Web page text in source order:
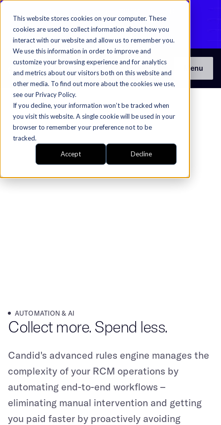
This website stores cookies on your computer. These
cookies are used to collect information about how you
interact with our website and allow us to remember you.
We use this information in order to improve and
customize your browsing experience and for analytics
and metrics about our visitors both on this website and
other media. To find out more about the cookies we use,
see our Privacy Policy.
If you decline, your information won’t be tracked when
you visit this website. A single cookie will be used in your
browser to remember your preference not to be
tracked.
Accept Decline
funding to fuel autonomous RCM​​​​‌ ‍ ​‍​‍‌‍ ‌ ​‍‌‍‍‌‌‍‌ ‌‍‍‌‌‍ ‍​‍​‍​ ‍‍​‍​‍‌ ​ ‌‍​‌‌‍ ‍‌‍‍‌‌ ‌​‌ ‍‌​‍ ‍‌‍‍‌‌‍ ​‍​‍​‍ ​​‍​‍‌‍‍​‌ ​‍‌‍‌‌‌‍‌‍​‍​‍​ ‍‍​‍​‍‌‍‍​‌ ‌​‌ ‌​‌ ​​​ ‍‍​‍ ​‍ ‌‍ ​‌‍ ‌‍​ ‌‍​‌‌‍ ​‌‍‍​‌‍ ‌ ​ ‌ ‌​​ ‍‍​ ​ ​ ​ ​ ​ ​ ​ ​‍ ‌‍‍‌‌‍ ‍‌ ‌​‌‍‌‌‌‍ ‍‌ ‌​​‍ ‌‍‌‌‌‍‌​‌‍‍‌‌ ‌​​‍ ‌‍ ‌‌‍ ‌‍‌​‌‍‌‌​ ‌‌ ​​‌ ​‍‌‍‌‌‌ ​ ‌‍‌‌‌‍ ‍‌ ‌​‌‍​‌‌ ‌​‌‍‍‌‌‍ ‌‍ ‍​ ‍ ‌‍‍‌‌‍‌​​ ‌​ ‍‌‌‍‌​‌‍​‌​ ​‍​ ​ ‌‍‌‌‌‍​‍‌‍‌​​‍ ‌​ ‍‌‌‍‌‌​ ‍​‌‍‌​​‍ ‌​ ‌​​ ​ ​ ‌ ‌‍​ ​‍ ‌​ ‍​​ ‌ ‌‍​ ‌‍‌‍​‍ ‌‌‍‌​​ ‍‌​ ‌‍‌‍‌​‌‍‌‌‌‍‌​​ ‌ ​ ‌‍​ ‍​‌‍​‍​ ‌​​ ‌‌​ ‍ ‌ ‌​‌ ‍‌‌ ​​‌‍‌‌​ ‌‌‍​‌‌‍ ‍‌‍ ‍‌‍ ‌ ‌‌‌‍ ‍‌‍​ ‌‍‌‌‌‍ ‌‌‍‌‌‌‍ ‍‌ ‌​‌​​‍‌‍​‌‌ ​‍​ ‍ ‌ ​​‌‍​‌‌ ‌​‌‍‍​​ ‌‌‍ ‌‌‍‌‌‌ ​ ‌ ​ ‌‍​‌‌‍‌ ‌‍‌‌​ ‌‍​‍‌‍​‌‌ ​ ‌‍‌‌‌‌‌‌‌ ​‍‌‍ ​​ ‌‌‍‍​‌ ‌​‌ ‌​‌ ​​​‍‌‌​ ​ ‌​​‌​‍‌‌​ ​‍‌​‌‍​‍‌‌​ ​‍‌​‌‍‌‍ ​‌‍ ‌‍​ ‌‍​‌‌‍ ​‌‍‍​‌‍ ‌ ​ ‌ ‌​​‍‌‌​ ​ ‌​​‌​ ​ ​ ​ ​ ​ ​ ​ ​‍‌‍‌‍‍‌‌‍‌​​ ‌​ ‍‌‌‍‌​‌‍​‌​ ​‍​ ​ ‌‍‌‌‌‍​‍‌‍‌​​‍ ‌​ ‍‌‌‍‌‌​ ‍​‌‍‌​​‍ ‌​ ‌​​ ​ ​ ‌ ‌‍​ ​‍ ‌​ ‍​​ ‌ ‌‍​ ‌‍‌‍​‍ ‌‌‍‌​​ ‍‌​ ‌‍‌‍‌​‌‍‌‌‌‍‌​​ ‌ ​ ‌‍​ ‍​‌‍​‍​ ‌​​ ‌‌​‍‌‍‌ ‌​‌ ‍‌‌ ​​‌‍‌‌​ ‌‌‍​‌‌‍ ‍‌‍ ‍‌‍ ‌ ‌‌‌‍ ‍‌‍​ ‌‍‌‌‌‍ ‌‌‍‌‌‌‍ ‍‌ ‌​‌​​‍‌‍​‌‌ ​‍​‍‌‍‌ ​​‌‍​‌‌ ‌​‌‍‍​​ ‌‌‍ ‌‌‍‌‌‌ ​ ‌ ​ ‌‍​‌‌‍‌ ‌‍‌‌​‍‌‍‌ ​​‌‍‌‌‌ ​‍‌ ​ ‌ ​​‌‍‌‌‌‍​ ‌ ‌​‌‍‍‌‌ ‌‍‌‍‌‌​ ‌‌ ​​‌ ‌‌‌‍​‍‌‍ ​‌‍‍‌‌ ​ ‌‍‍​‌‍‌‌‌‍‌​​‍​‍‌ ‌
Learn more​​​​‌ ‍ ​‍​‍‌‍ ‌ ​‍‌‍‍‌‌‍‌ ‌‍‍‌‌‍ ‍​‍​‍​ ‍‍​‍​‍‌ ​ ‌‍​‌‌‍ ‍‌‍‍‌‌ ‌​‌ ‍‌​‍ ‍‌‍‍‌‌‍ ​‍​‍​‍ ​​‍​‍‌‍‍​‌ ​‍‌‍‌‌‌‍‌‍​‍​‍​ ‍‍​‍​‍‌‍‍​‌ ‌​‌ ‌​‌ ​​​ ‍‍​‍ ​‍ ‌‍ ​‌‍ ‌‍​ ‌‍​‌‌‍ ​‌‍‍​‌‍ ‌ ​ ‌ ‌​​ ‍‍​ ​ ​ ​ ​ ​ ​ ​ ​‍ ‌‍‍‌‌‍ ‍‌ ‌​‌‍‌‌‌‍ ‍‌ ‌​​‍ ‌‍‌‌‌‍‌​‌‍‍‌‌ ‌​​‍ ‌‍ ‌‌‍ ‌‍‌​‌‍‌‌​ ‌‌ ​​‌ ​‍‌‍‌‌‌ ​ ‌‍‌‌‌‍ ‍‌ ‌​‌‍​‌‌ ‌​‌‍‍‌‌‍ ‌‍ ‍​ ‍ ‌‍‍‌‌‍‌​​ ‌​ ‍‌‌‍‌​‌‍​‌​ ​‍​ ​ ‌‍‌‌‌‍​‍‌‍‌​​‍ ‌​ ‍‌‌‍‌‌​ ‍​‌‍‌​​‍ ‌​ ‌​​ ​ ​ ‌ ‌‍​ ​‍ ‌​ ‍​​ ‌ ‌‍​ ‌‍‌‍​‍ ‌‌‍‌​​ ‍‌​ ‌‍‌‍‌​‌‍‌‌‌‍‌​​ ‌ ​ ‌‍​ ‍​‌‍​‍​ ‌​​ ‌‌​ ‍ ‌ ‌​‌ ‍‌‌ ​​‌‍‌‌​ ‌‌‍​‌‌‍ ‍‌‍ ‍‌‍ ‌ ‌‌‌‍ ‍‌‍​ ‌‍‌‌‌‍ ‌‌‍‌‌‌‍ ‍‌ ‌​‌​​‍‌‍​‌‌ ​‍​ ‍ ‌ ​​‌‍​‌‌ ‌​‌‍‍​​ ‌‌‍​ ‌ ‌​‌‍​‌​‍ ‍‌‍ ​‌‍​‌‌‍​‍‌‍‌‌‌‍ ​​ ‌‍​‍‌‍​‌‌ ​ ‌‍‌‌‌‌‌‌‌ ​‍‌‍ ​​ ‌‌‍‍​‌ ‌​‌ ‌​‌ ​​​‍‌‌​ ​ ‌​​‌​‍‌‌​ ​‍‌​‌‍​‍‌‌​ ​‍‌​‌‍‌‍ ​‌‍ ‌‍​ ‌‍​‌‌‍ ​‌‍‍​‌‍ ‌ ​ ‌ ‌​​‍‌‌​ ​ ‌​​‌​ ​ ​ ​ ​ ​ ​ ​ ​‍‌‍‌‍‍‌‌‍‌​​ ‌​ ‍‌‌‍‌​‌‍​‌​ ​‍​ ​ ‌‍‌‌‌‍​‍‌‍‌​​‍ ‌​ ‍‌‌‍‌‌​ ‍​‌‍‌​​‍ ‌​ ‌​​ ​ ​ ‌ ‌‍​ ​‍ ‌​ ‍​​ ‌ ‌‍​ ‌‍‌‍​‍ ‌‌‍‌​​ ‍‌​ ‌‍‌‍‌​‌‍‌‌‌‍‌​​ ‌ ​ ‌‍​ ‍​‌‍​‍​ ‌​​ ‌‌​‍‌‍‌ ‌​‌ ‍‌‌ ​​‌‍‌‌​ ‌‌‍​‌‌‍ ‍‌‍ ‍‌‍ ‌ ‌‌‌‍ ‍‌‍​ ‌‍‌‌‌‍ ‌‌‍‌‌‌‍ ‍‌ ‌​‌​​‍‌‍​‌‌ ​‍​‍‌‍‌ ​​‌‍​‌‌ ‌​‌‍‍​​ ‌‌‍​ ‌ ‌​‌‍​‌​‍ ‍‌‍ ​‌‍​‌‌‍​‍‌‍‌‌‌‍ ​​‍‌‍‌ ​​‌‍‌‌‌ ​‍‌ ​ ‌ ​​‌‍‌‌‌‍​ ‌ ‌​‌‍‍‌‌ ‌‍‌‍‌‌​ ‌‌ ​​‌ ‌‌‌‍​‍‌‍ ​‌‍‍‌‌ ​ ‌‍‍​‌‍‌‌‌‍‌​​‍​‍‌ ‌
Menu
AUTOMATION & AI​​​​‌ ‍ ​‍​‍‌‍ ‌ ​‍‌‍‍‌‌‍‌ ‌‍‍‌‌‍ ‍​‍​‍​ ‍‍​‍​‍‌ ​ ‌‍​‌‌‍ ‍‌‍‍‌‌ ‌​‌ ‍‌​‍ ‍‌‍‍‌‌‍ ​‍​‍​‍ ​​‍​‍‌‍‍​‌ ​‍‌‍‌‌‌‍‌‍​‍​‍​ ‍‍​‍​‍‌‍‍​‌ ‌​‌ ‌​‌ ​​​ ‍‍​‍ ​‍ ‌‍ ​‌‍ ‌‍​ ‌‍​‌‌‍ ​‌‍‍​‌‍ ‌ ​ ‌ ‌​​ ‍‍​ ​ ​ ​ ​ ​ ​ ​ ​‍ ‌‍‍‌‌‍ ‍‌ ‌​‌‍‌‌‌‍ ‍‌ ‌​​‍ ‌‍‌‌‌‍‌​‌‍‍‌‌ ‌​​‍ ‌‍ ‌‌‍ ‌‍‌​‌‍‌‌​ ‌‌ ​​‌ ​‍‌‍‌‌‌ ​ ‌‍‌‌‌‍ ‍‌ ‌​‌‍​‌‌ ‌​‌‍‍‌‌‍ ‌‍ ‍​ ‍ ‌‍‍‌‌‍‌​​ ‌​ ​‌​ ‌ ​ ​ ‌‍‌​‌‍‌​​ ​​​ ‌‍​ ‌​​‍ ‌​ ​​​ ​ ​ ​​‌‍​‌​‍ ‌​ ‌​‌‍​‍​ ‌​‌‍​‍​‍ ‌​ ‍‌​ ​‍​ ‍‌​ ‍‌​‍ ‌​ ​​​ ‍​‌‍​ ​ ​​‌‍‌‌​ ‌‍​ ‍‌‌‍‌‍‌‍‌‍​ ‌‌‌‍‌​​ ‌ ​ ‍ ‌ ‌​‌ ‍‌‌ ​​‌‍‌‌​ ‌‌ ​​‌‍​‌‌‍‌ ‌‍‌‌​ ‍ ‌ ​​‌‍​‌‌ ‌​‌‍‍​​ ‌‌‍ ‌‌‍ ‌‍‌​‌ ‌‌‌‍ ​‌‍‌‌‌ ​ ​‍‌‌​ ‌‌‌​​‍‌‌ ‌‍‍ ‌‍‌‌‌ ‍‌​‍‌‌​ ​ ‌​‌​​‍‌‌​ ​ ‌​‌​​‍‌‌​ ​‍​ ​‍‌‍‌​​ ‍​​ ‍​​ ‌​​ ​​​ ​‌​ ​‌​ ​​‌‍‌​​ ‌‌​ ‌​​ ​ ​‍‌‌​ ​‍​ ​‍​‍‌‌​ ‌‌‌​‌​​‍ ‍‌‍‌‌‌ ‍‌‌‍‌‌‌‍​‍‌ ​‍‌‍ ‌ ‌ ​ ‌‍​‍‌‍​‌‌ ​ ‌‍‌‌‌‌‌‌‌ ​‍‌‍ ​​ ‌‌‍‍​‌ ‌​‌ ‌​‌ ​​​‍‌‌​ ​ ‌​​‌​‍‌‌​ ​‍‌​‌‍​‍‌‌​ ​‍‌​‌‍‌‍ ​‌‍ ‌‍​ ‌‍​‌‌‍ ​‌‍‍​‌‍ ‌ ​ ‌ ‌​​‍‌‌​ ​ ‌​​‌​ ​ ​ ​ ​ ​ ​ ​ ​‍‌‍‌‍‍‌‌‍‌​​ ‌​ ​‌​ ‌ ​ ​ ‌‍‌​‌‍‌​​ ​​​ ‌‍​ ‌​​‍ ‌​ ​​​ ​ ​ ​​‌‍​‌​‍ ‌​ ‌​‌‍​‍​ ‌​‌‍​‍​‍ ‌​ ‍‌​ ​‍​ ‍‌​ ‍‌​‍ ‌​ ​​​ ‍​‌‍​ ​ ​​‌‍‌‌​ ‌‍​ ‍‌‌‍‌‍‌‍‌‍​ ‌‌‌‍‌​​ ‌ ​‍‌‍‌ ‌​‌ ‍‌‌ ​​‌‍‌‌​ ‌‌ ​​‌‍​‌‌‍‌ ‌‍‌‌​‍‌‍‌ ​​‌‍​‌‌ ‌​‌‍‍​​ ‌‌‍ ‌‌‍ ‌‍‌​‌ ‌‌‌‍ ​‌‍‌‌‌ ​ ​‍‌‌​ ‌‌‌​​‍‌‌ ‌‍‍ ‌‍‌‌‌ ‍‌​‍‌‌​ ​ ‌​‌​​‍‌‌​ ​ ‌​‌​​‍‌‌​ ​‍​ ​‍‌‍‌​​ ‍​​ ‍​​ ‌​​ ​​​ ​‌​ ​‌​ ​​‌‍‌​​ ‌‌​ ‌​​ ​ ​‍‌‌​ ​‍​ ​‍​‍‌‌​ ‌‌‌​‌​​‍ ‍‌‍‌‌‌ ‍‌‌‍‌‌‌‍​‍‌ ​‍‌‍ ‌ ‌ ​‍‌‍‌ ​​‌‍‌‌‌ ​‍‌ ​ ‌ ​​‌‍‌‌‌‍​ ‌ ‌​‌‍‍‌‌ ‌‍‌‍‌‌​ ‌‌ ​​‌ ‌‌‌‍​‍‌‍ ​‌‍‍‌‌ ​ ‌‍‍​‌‍‌‌‌‍‌​​‍​‍‌ ‌
Collect more. Spend less.​​​​‌ ‍ ​‍​‍‌‍ ‌ ​‍‌‍‍‌‌‍‌ ‌‍‍‌‌‍ ‍​‍​‍​ ‍‍​‍​‍‌ ​ ‌‍​‌‌‍ ‍‌‍‍‌‌ ‌​‌ ‍‌​‍ ‍‌‍‍‌‌‍ ​‍​‍​‍ ​​‍​‍‌‍‍​‌ ​‍‌‍‌‌‌‍‌‍​‍​‍​ ‍‍​‍​‍‌‍‍​‌ ‌​‌ ‌​‌ ​​​ ‍‍​‍ ​‍ ‌‍ ​‌‍ ‌‍​ ‌‍​‌‌‍ ​‌‍‍​‌‍ ‌ ​ ‌ ‌​​ ‍‍​ ​ ​ ​ ​ ​ ​ ​ ​‍ ‌‍‍‌‌‍ ‍‌ ‌​‌‍‌‌‌‍ ‍‌ ‌​​‍ ‌‍‌‌‌‍‌​‌‍‍‌‌ ‌​​‍ ‌‍ ‌‌‍ ‌‍‌​‌‍‌‌​ ‌‌ ​​‌ ​‍‌‍‌‌‌ ​ ‌‍‌‌‌‍ ‍‌ ‌​‌‍​‌‌ ‌​‌‍‍‌‌‍ ‌‍ ‍​ ‍ ‌‍‍‌‌‍‌​​ ‌​ ​‌​ ‌ ​ ​ ‌‍‌​‌‍‌​​ ​​​ ‌‍​ ‌​​‍ ‌​ ​​​ ​ ​ ​​‌‍​‌​‍ ‌​ ‌​‌‍​‍​ ‌​‌‍​‍​‍ ‌​ ‍‌​ ​‍​ ‍‌​ ‍‌​‍ ‌​ ​​​ ‍​‌‍​ ​ ​​‌‍‌‌​ ‌‍​ ‍‌‌‍‌‍‌‍‌‍​ ‌‌‌‍‌​​ ‌ ​ ‍ ‌ ‌​‌ ‍‌‌ ​​‌‍‌‌​ ‌‌ ​​‌‍​‌‌‍‌ ‌‍‌‌​ ‍ ‌ ​​‌‍​‌‌ ‌​‌‍‍​​ ‌‌‍ ‌‌‍ ‌‍‌​‌ ‌‌‌‍ ​‌‍‌‌‌ ​ ​‍‌‌​ ‌‌‌​​‍‌‌ ‌‍‍ ‌‍‌‌‌ ‍‌​‍‌‌​ ​ ‌​‌​​‍‌‌​ ​ ‌​‌​​‍‌‌​ ​‍​ ​‍‌‍‌​​ ‍​​ ‍​​ ‌​​ ​​​ ​‌​ ​‌​ ​​‌‍‌​​ ‌‌​ ‌​​ ​ ​‍‌‌​ ​‍​ ​‍​‍‌‌​ ‌‌‌​‌​​‍ ‍‌ ‌​‌‍‍‌‌ ‌​‌‍ ​‌‍‌‌​ ‌‍​‍‌‍​‌‌ ​ ‌‍‌‌‌‌‌‌‌ ​‍‌‍ ​​ ‌‌‍‍​‌ ‌​‌ ‌​‌ ​​​‍‌‌​ ​ ‌​​‌​‍‌‌​ ​‍‌​‌‍​‍‌‌​ ​‍‌​‌‍‌‍ ​‌‍ ‌‍​ ‌‍​‌‌‍ ​‌‍‍​‌‍ ‌ ​ ‌ ‌​​‍‌‌​ ​ ‌​​‌​ ​ ​ ​ ​ ​ ​ ​ ​‍‌‍‌‍‍‌‌‍‌​​ ‌​ ​‌​ ‌ ​ ​ ‌‍‌​‌‍‌​​ ​​​ ‌‍​ ‌​​‍ ‌​ ​​​ ​ ​ ​​‌‍​‌​‍ ‌​ ‌​‌‍​‍​ ‌​‌‍​‍​‍ ‌​ ‍‌​ ​‍​ ‍‌​ ‍‌​‍ ‌​ ​​​ ‍​‌‍​ ​ ​​‌‍‌‌​ ‌‍​ ‍‌‌‍‌‍‌‍‌‍​ ‌‌‌‍‌​​ ‌ ​‍‌‍‌ ‌​‌ ‍‌‌ ​​‌‍‌‌​ ‌‌ ​​‌‍​‌‌‍‌ ‌‍‌‌​‍‌‍‌ ​​‌‍​‌‌ ‌​‌‍‍​​ ‌‌‍ ‌‌‍ ‌‍‌​‌ ‌‌‌‍ ​‌‍‌‌‌ ​ ​‍‌‌​ ‌‌‌​​‍‌‌ ‌‍‍ ‌‍‌‌‌ ‍‌​‍‌‌​ ​ ‌​‌​​‍‌‌​ ​ ‌​‌​​‍‌‌​ ​‍​ ​‍‌‍‌​​ ‍​​ ‍​​ ‌​​ ​​​ ​‌​ ​‌​ ​​‌‍‌​​ ‌‌​ ‌​​ ​ ​‍‌‌​ ​‍​ ​‍​‍‌‌​ ‌‌‌​‌​​‍ ‍‌ ‌​‌‍‍‌‌ ‌​‌‍ ​‌‍‌‌​‍‌‍‌ ​​‌‍‌‌‌ ​‍‌ ​ ‌ ​​‌‍‌‌‌‍​ ‌ ‌​‌‍‍‌‌ ‌‍‌‍‌‌​ ‌‌ ​​‌ ‌‌‌‍​‍‌‍ ​‌‍‍‌‌ ​ ‌‍‍​‌‍‌‌‌‍‌​​‍​‍‌ ‌
Candid's advanced rules engine manages the
complexity of your RCM operations by
automating end-to-end workflows –
eliminating manual intervention and getting
you paid faster by proactively avoiding